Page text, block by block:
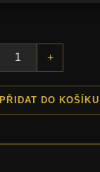
+
PŘIDAT DO KOŠÍKU